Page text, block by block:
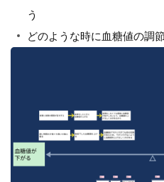
う
どのような時に血糖値の調